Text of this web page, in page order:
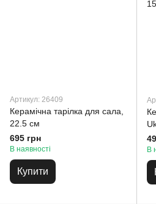
Артикул: 26409
Керамічна тарілка для сала,
22.5 см
695 грн
В наявності
Купити
В